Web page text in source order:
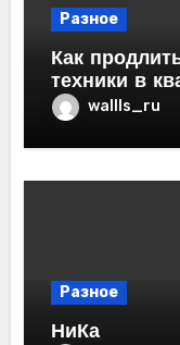
Разное
Как
техники в
wallls_ru
Разное
НиКа